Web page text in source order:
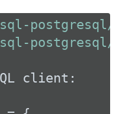
client: